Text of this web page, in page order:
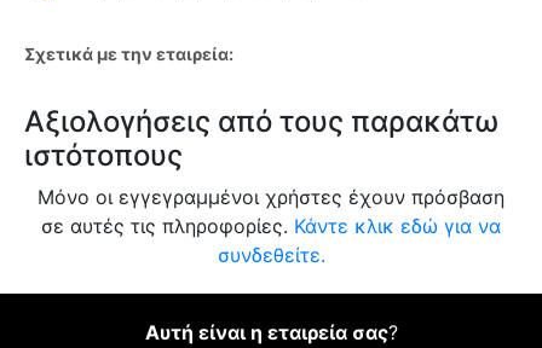
Σχετικά με την εταιρεία:
Αξιολογήσεις από τους παρακάτω
ιστότοπους
Μόνο οι εγγεγραμμένοι χρήστες έχουν πρόσβαση
σε αυτές τις πληροφορίες. Κάντε κλικ εδώ για να
συνδεθείτε.
Αυτή είναι η εταιρεία σας?